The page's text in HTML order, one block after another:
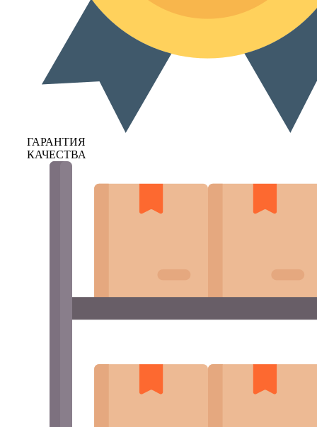
ГАРАНТИЯ
КАЧЕСТВА